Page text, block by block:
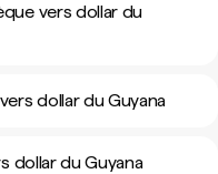
vers dollar du
dollar du Guyana
dollar du Guyana